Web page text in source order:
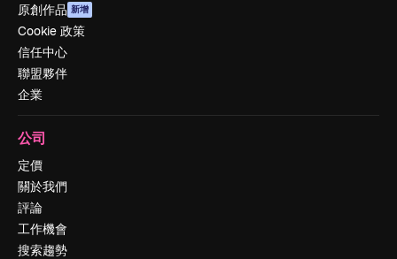
原創作品 新增
Cookie 政策
信任中心
聯盟夥伴
企業
公司
定價
關於我們
評論
工作機會
搜索趨勢